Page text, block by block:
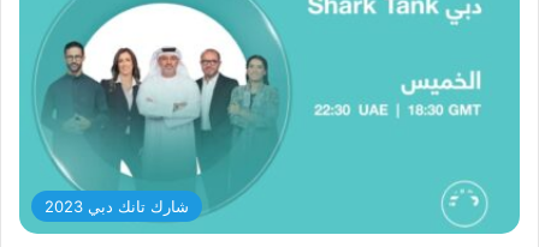
شارك تانك دبي 2023